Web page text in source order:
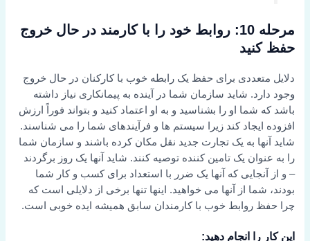
مرحله 10: روابط خود را با کارمند در حال خروج
حفظ کنید
دلایل متعددی برای حفظ یک رابطه خوب با کارکنان در حال خروج
وجود دارد. شاید سازمان شما در آینده به پیمانکاری نیاز داشته
باشد که شما او را بشناسید و به او اعتماد کنید و بتواند فوراً ارزش
افزوده ایجاد کند زیرا سیستم ها و فرآیندهای شما را می شناسند.
شاید آنها به یک تجارت جدید نقل مکان کرده باشند و سازمان شما
را به عنوان یک تامین کننده توصیه کنند. شاید آنها یک روز برگردند
– و از آنجایی که آنها یک ضرر با استعداد برای کسب و کار شما
بودند، شما از آنها می خواهید. اینها تنها برخی از دلایلی است که
چرا حفظ روابط خوب با کارمندان سابق همیشه ایده خوبی است.
این کار را انجام دهید: